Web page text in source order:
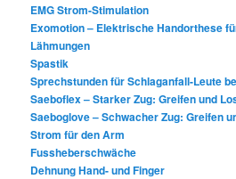
EMG Strom-Stimulation
Exomotion – Elektrische Handorthese
Lähmungen
Spastik
Sprechstunden für Schlaganfall-Leute
Saeboflex – Starker Zug: Greifen und
Saeboglove – Schwacher Zug: Greifen
Strom für den Arm
Fussheberschwäche
Dehnung Hand- und Finger